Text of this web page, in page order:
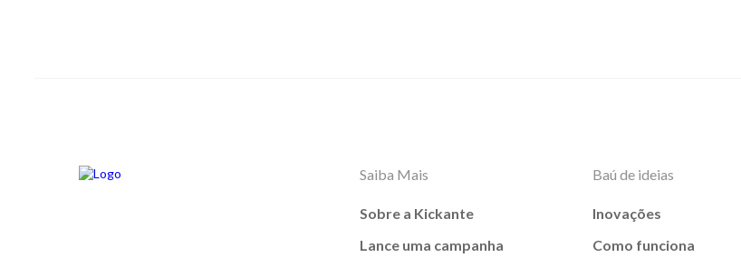
Saiba Mais
Sobre a Kickante
Lance uma campanha
Baú de ideias
Inovações
Como funciona